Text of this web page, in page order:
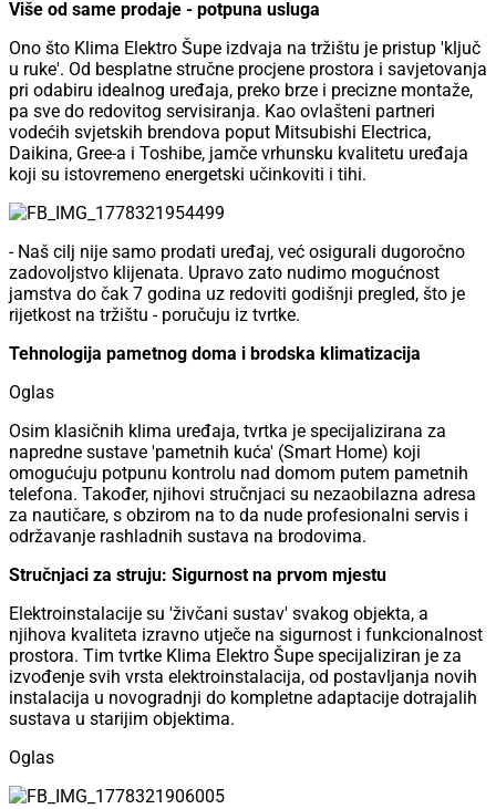
Više od same prodaje - potpuna usluga
Ono što Klima Elektro Šupe izdvaja na tržištu je pristup 'ključ
u ruke'. Od besplatne stručne procjene prostora i savjetovanja
pri odabiru idealnog uređaja, preko brze i precizne montaže,
pa sve do redovitog servisiranja. Kao ovlašteni partneri
vodećih svjetskih brendova poput Mitsubishi Electrica,
Daikina, Gree-a i Toshibe, jamče vrhunsku kvalitetu uređaja
koji su istovremeno energetski učinkoviti i tihi.
- Naš cilj nije samo prodati uređaj, već osigurali dugoročno
zadovoljstvo klijenata. Upravo zato nudimo mogućnost
jamstva do čak 7 godina uz redoviti godišnji pregled, što je
rijetkost na tržištu - poručuju iz tvrtke.
Tehnologija pametnog doma i brodska klimatizacija
Oglas
Osim klasičnih klima uređaja, tvrtka je specijalizirana za
napredne sustave 'pametnih kuća' (Smart Home) koji
omogućuju potpunu kontrolu nad domom putem pametnih
telefona. Također, njihovi stručnjaci su nezaobilazna adresa
za nautičare, s obzirom na to da nude profesionalni servis i
održavanje rashladnih sustava na brodovima.
Stručnjaci za struju: Sigurnost na prvom mjestu
Elektroinstalacije su 'živčani sustav' svakog objekta, a
njihova kvaliteta izravno utječe na sigurnost i funkcionalnost
prostora. Tim tvrtke Klima Elektro Šupe specijaliziran je za
izvođenje svih vrsta elektroinstalacija, od postavljanja novih
instalacija u novogradnji do kompletne adaptacije dotrajalih
sustava u starijim objektima.
Oglas